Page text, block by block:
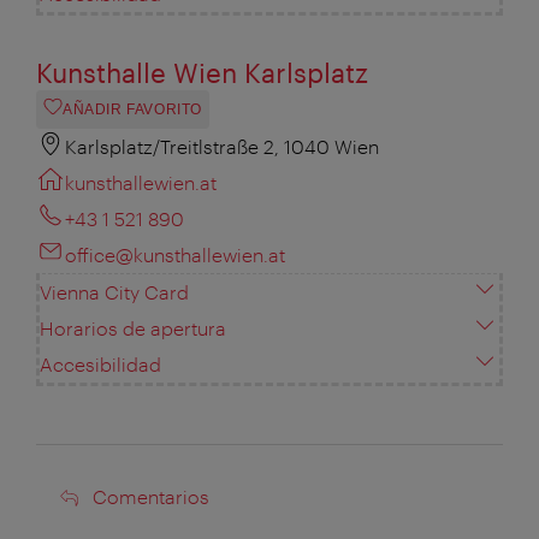
Kunsthalle Wien Karlsplatz
AÑADIR FAVORITO
Karlsplatz/Treitlstraße 2, 1040 Wien
kunsthallewien.at
+43 1 521 890
office@kunsthallewien.at
Vienna City Card
Horarios de apertura
Accesibilidad
Comentarios
Comentarios